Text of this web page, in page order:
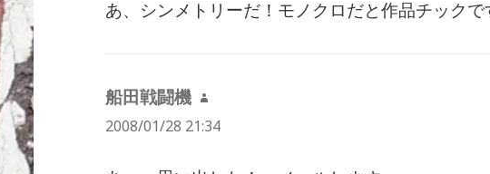
あ、シンメトリーだ！モノクロだと作品チックで
船田戦闘機
よ
り:
2008/01/28 21:34